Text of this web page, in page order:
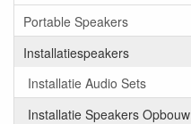
Portable Speakers
Installatiespeakers
Installatie Audio Sets
Installatie Speakers Opbouw